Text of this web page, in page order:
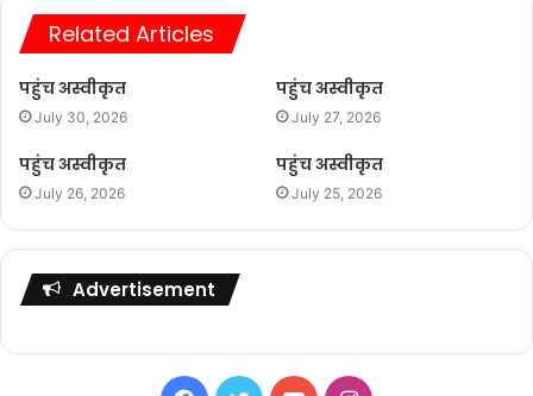
Related Articles
पहुंच अस्वीकृत
July 30, 2026
पहुंच अस्वीकृत
July 27, 2026
पहुंच अस्वीकृत
July 26, 2026
पहुंच अस्वीकृत
July 25, 2026
Advertisement